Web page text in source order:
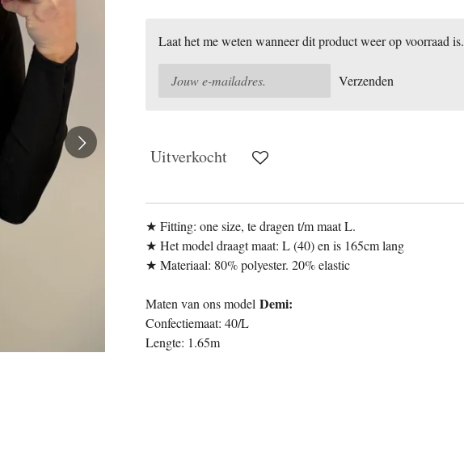
Laat het me weten wanneer dit product weer op voorraad is.
Verzenden
Uitverkocht
★ Fitting: one size, te dragen t/m maat L.
★ Het model draagt maat: L (40) en is 165cm lang
★ Materiaal: 80% polyester. 20% elastic
Maten van ons model Demi:
Confectiemaat: 40/L
Lengte: 1.65m